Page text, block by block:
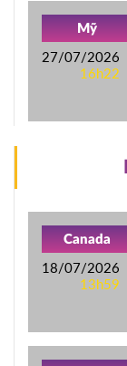
Mỹ
27/07/2026
16h22
Canada
18/07/2026
13h59